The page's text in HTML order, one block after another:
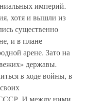
империй.
хотя и вышли из
существенно
и в плане
арене. Зато на
державы.
в ходе войны, в
СССР. И между ними